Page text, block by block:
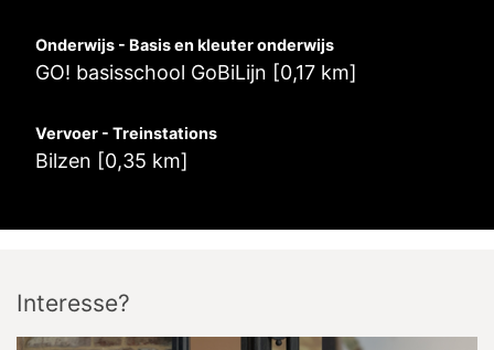
Korenstraat
3740Bilzen
Onderwijs - Basis en kleuter onderwijs
GO! basisschool GoBiLijn [0,17 km]
Vervoer - Treinstations
Bilzen [0,35 km]
Interesse?